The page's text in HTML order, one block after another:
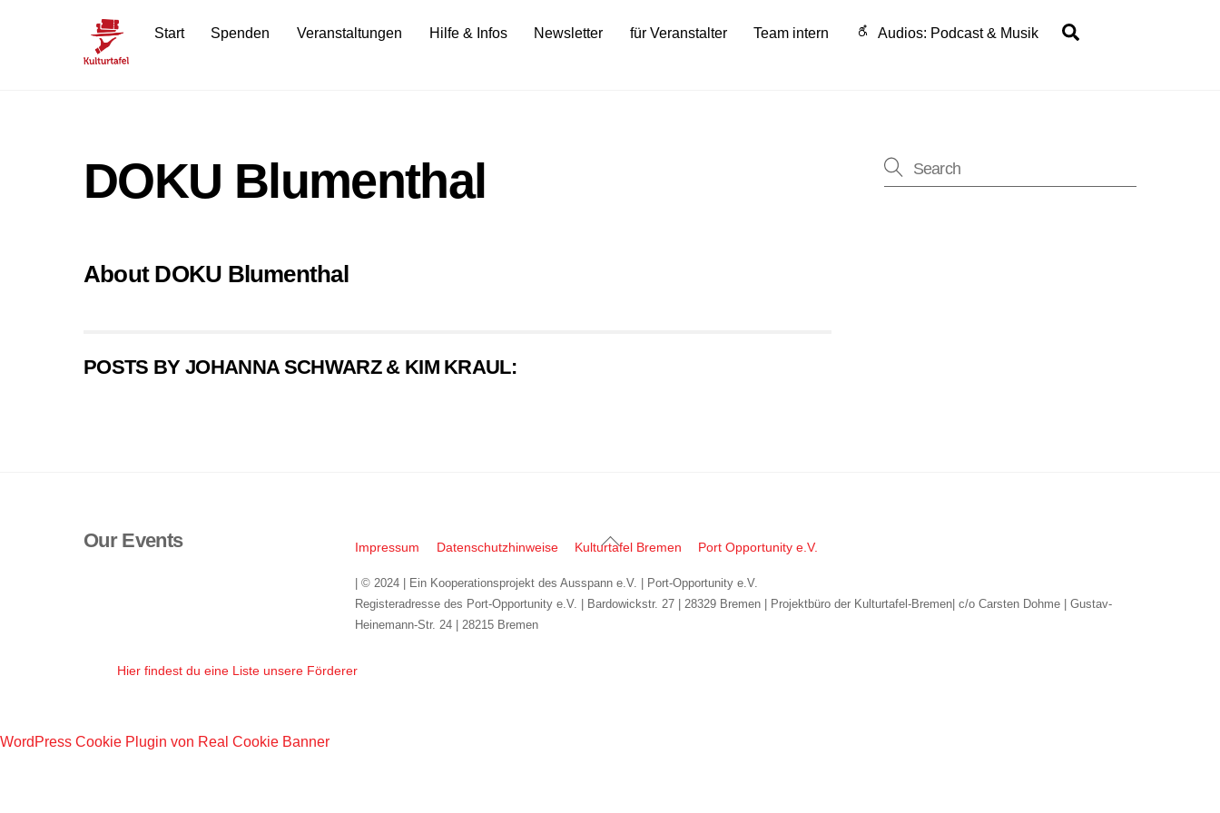
Start Spenden Veranstaltungen Hilfe & Infos Newsletter für Veranstalter Team intern Audios: Podcast & Musik
DOKU Blumenthal
About DOKU Blumenthal
POSTS BY JOHANNA SCHWARZ & KIM KRAUL:
Back
Top
Our Events Impressum Datenschutzhinweise Kulturtafel Bremen Port Opportunity e.V.
| © 2024 | Ein Kooperationsprojekt des Ausspann e.V. | Port-Opportunity e.V.
Registeradresse des Port-Opportunity e.V. | Bardowickstr. 27 | 28329 Bremen | Projektbüro der Kulturtafel-Bremen| c/o Carsten Dohme | Gustav-
Heinemann-Str. 24 | 28215 Bremen
Hier findest du eine Liste unsere Förderer
WordPress Cookie Plugin von Real Cookie Banner